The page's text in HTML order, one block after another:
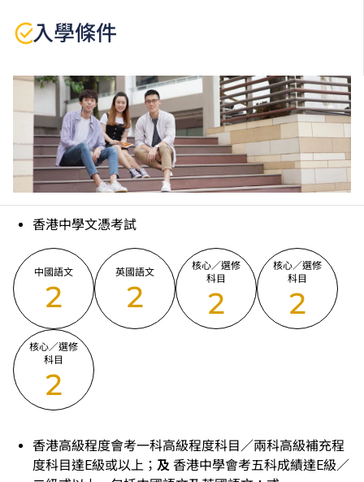
才」課程。有關資助計劃之詳情／查詢，請瀏覽
入學條件
香港中學文憑考試
中國語文
2
英國語文
2
核心／選修
科目
2
核心／選修
科目
2
核心／選修
科目
2
香港高級程度會考一科高級程度科目／兩科高級補充程
度科目達E級或以上； 及 香港中學會考五科成績達E級／